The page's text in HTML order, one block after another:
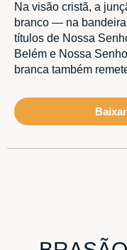
Na visão cristã, a
branco — na
títulos de Nossa
Belém e Nossa
branca também